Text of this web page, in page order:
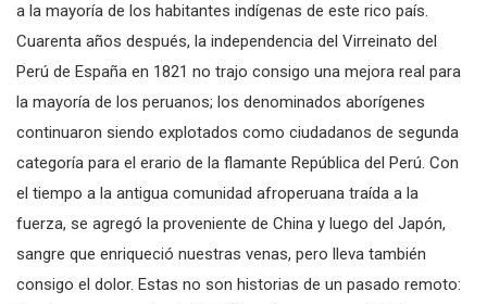
a la mayoría de los habitantes indígenas de este rico país.
Cuarenta años después, la independencia del Virreinato del
Perú de España en 1821 no trajo consigo una mejora real para
la mayoría de los peruanos; los denominados aborígenes
continuaron siendo explotados como ciudadanos de segunda
categoría para el erario de la flamante República del Perú. Con
el tiempo a la antigua comunidad afroperuana traída a la
fuerza, se agregó la proveniente de China y luego del Japón,
sangre que enriqueció nuestras venas, pero lleva también
consigo el dolor. Estas no son historias de un pasado remoto: